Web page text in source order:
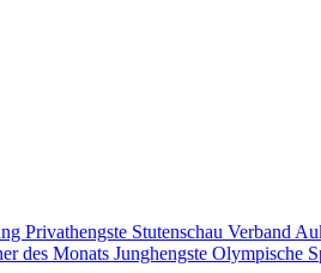
Privathengste Stutenschau Verband
des Monats Junghengste Olympische